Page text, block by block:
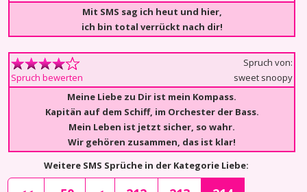
Mit SMS sag ich heut und hier,
ich bin total verrückt nach dir!
Spruch bewerten
Spruch von:
sweet snoopy
Meine Liebe zu Dir ist mein Kompass.
Kapitän auf dem Schiff, im Orchester der Bass.
Mein Leben ist jetzt sicher, so wahr.
Wir gehören zusammen, das ist klar!
Weitere SMS Sprüche in der Kategorie Liebe: